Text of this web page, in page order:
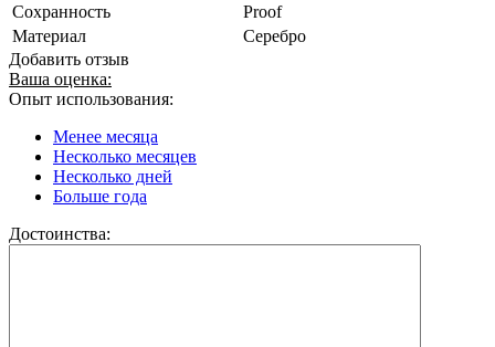
Сохранность
Proof
Материал
Серебро
Добавить отзыв
Ваша оценка:
Опыт использования:
Менее месяца
Несколько месяцев
Несколько дней
Больше года
Достоинства: